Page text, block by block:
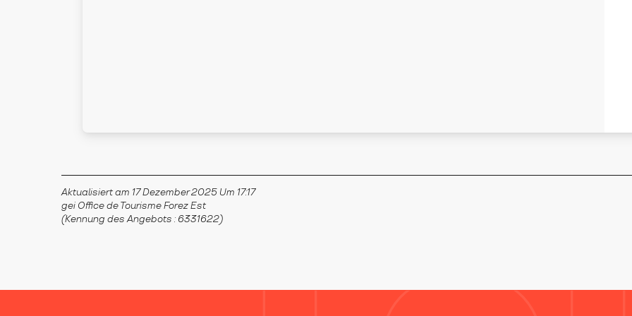
Aktualisiert am 17 Dezember 2025 Um 17:17
gei Office de Tourisme Forez Est
(Kennung des Angebots : 6331622)